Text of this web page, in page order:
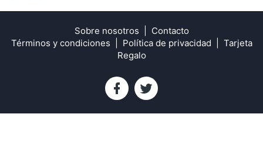
Sobre nosotros
Contacto
Términos y condiciones
Política de privacidad
Tarjeta
Regalo